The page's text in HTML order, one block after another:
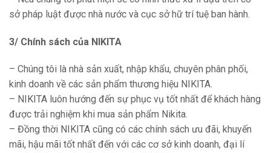
sở pháp luật được nhà nước và cục sở hữ trí tuệ ban hành.
3/ Chính sách của NIKITA
– Chúng tôi là nhà sản xuất, nhập khẩu, chuyên phân phối,
kinh doanh về các sản phẩm thương hiệu NIKITA.
– NIKITA luôn hướng đến sự phục vụ tốt nhất để khách hàng
được trải nghiệm khi mua sản phẩm Nikita.
– Đồng thời NIKITA cũng có các chính sách ưu đãi, khuyến
mãi, hậu mãi tốt nhất đến với các cơ sở kinh doanh, đại lí